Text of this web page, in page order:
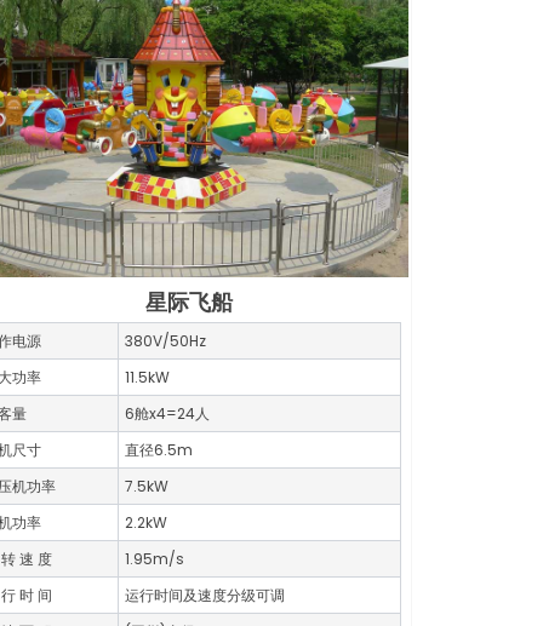
星际飞船
电源
380V/50Hz
功率
11.5kW
量
6舱x4=24人
尺寸
直径6.5m
机功率
7.5kW
功率
2.2kW
速 度
1.95m/s
时 间
运行时间及速度分级可调